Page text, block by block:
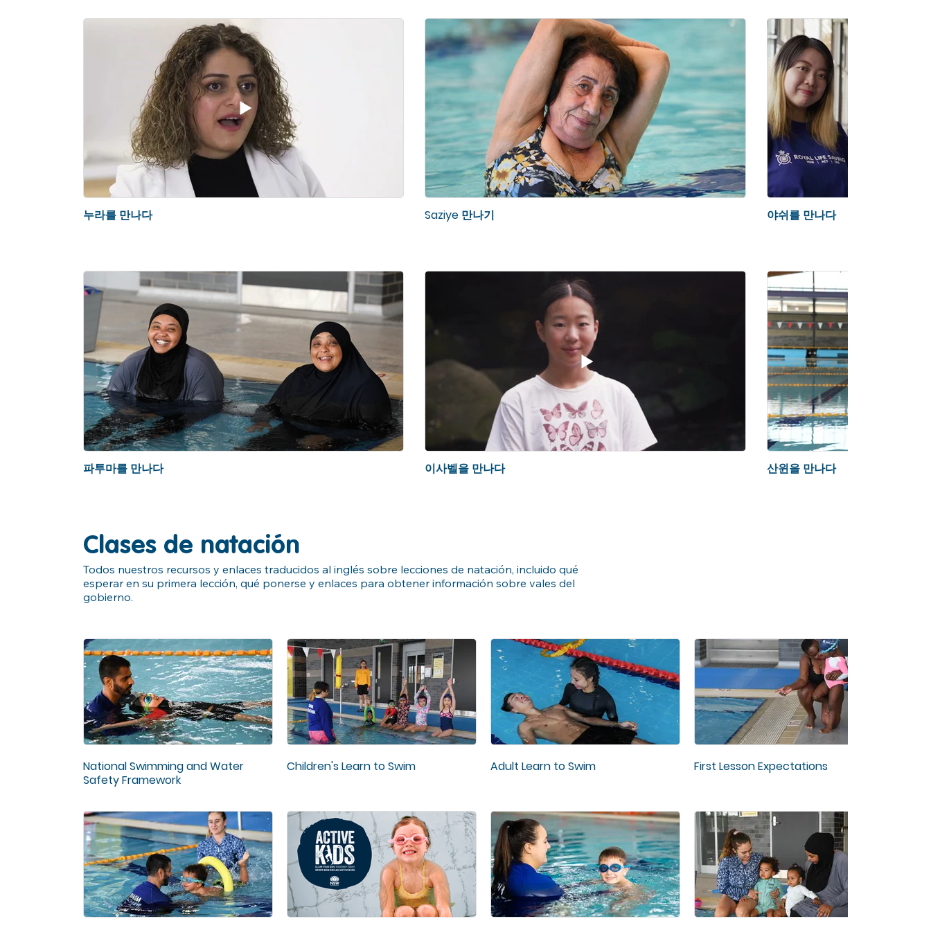
누라를 만나다 Saziye 만나기 야쉬를 만나다
파투마를 만나다 이사벨을 만나다 산윈을 만나다
Clases de natación
Todos nuestros recursos y enlaces traducidos al inglés sobre lecciones de natación, incluido qué
esperar en su primera lección, qué ponerse y enlaces para obtener información sobre vales del
gobierno.
National Swimming and Water
Safety Framework
Children's Learn to Swim Adult Learn to Swim First Lesson Expectations